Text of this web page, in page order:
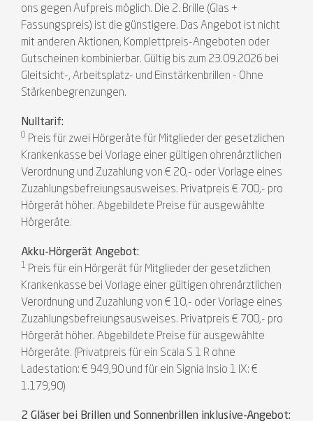
ons gegen Aufpreis möglich. Die 2. Brille (Glas +
Fassungspreis) ist die günstigere. Das Angebot ist nicht
mit anderen Aktionen, Komplettpreis-Angeboten oder
Gutscheinen kombinierbar. Gültig bis zum 23.09.2026 bei
Gleitsicht-, Arbeitsplatz- und Einstärkenbrillen - Ohne
Stärkenbegrenzungen.
Nulltarif:
0 Preis für zwei Hörgeräte für Mitglieder der gesetzlichen
Krankenkasse bei Vorlage einer gültigen ohrenärztlichen
Verordnung und Zuzahlung von € 20,- oder Vorlage eines
Zuzahlungsbefreiungsausweises. Privatpreis € 700,- pro
Hörgerät höher. Abgebildete Preise für ausgewählte
Hörgeräte.
Akku-Hörgerät Angebot:
1 Preis für ein Hörgerät für Mitglieder der gesetzlichen
Krankenkasse bei Vorlage einer gültigen ohrenärztlichen
Verordnung und Zuzahlung von € 10,- oder Vorlage eines
Zuzahlungsbefreiungsausweises. Privatpreis € 700,- pro
Hörgerät höher. Abgebildete Preise für ausgewählte
Hörgeräte. (Privatpreis für ein Scala S 1 R ohne
Ladestation: € 949,90 und für ein Signia Insio 1 IX: €
1.179,90)
2 Gläser bei Brillen und Sonnenbrillen inklusive-Angebot: